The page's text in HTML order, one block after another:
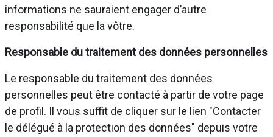
informations ne sauraient engager d’autre
responsabilité que la vôtre.
Responsable du traitement des données personnelles
Le responsable du traitement des données
personnelles peut être contacté à partir de votre page
de profil. Il vous suffit de cliquer sur le lien "Contacter
le délégué à la protection des données" depuis votre